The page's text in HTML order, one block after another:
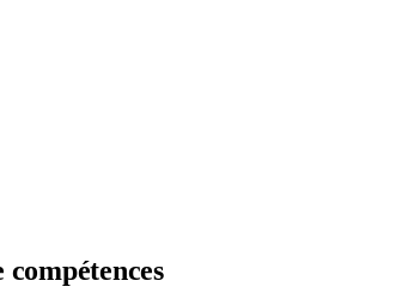
compétences